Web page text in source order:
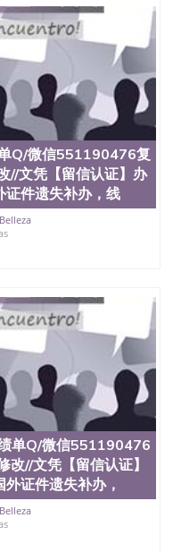
微信：
证（San Jose State
证（San Jose State
证（San Jose State
单（San Jose State
单（ San Jose State
单（San Jose State
学文凭（San Jose
学（San Jose State
Jose State
Jose State
Jose State
（San Jose State
（San Jose State
文凭（San Jose
学历（San Jose
学历（San Jose
学（San Jose State
Jose State
Jose State
Jose State
证（San Jose State
证（San Jose State
证（San Jose State
Jose State
Jose State
Jose State
Jose State
证（San Jose State
证（San Jose State
Q/微信551190476复
//文凭【留信认证】办
证件遗失补办，线
单Q/微信551190476
//文凭【留信认证】
证件遗失补办，